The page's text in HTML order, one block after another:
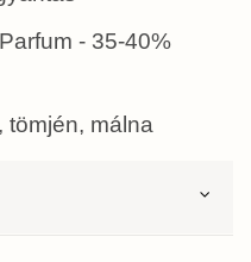
- 35-40%
tömjén, málna